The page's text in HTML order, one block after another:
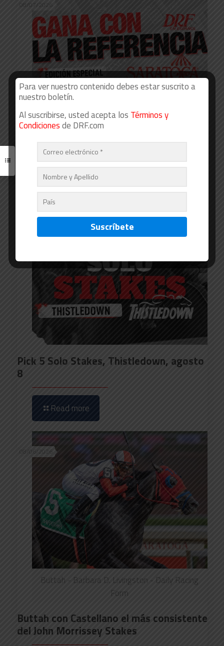
08/07/2026
agosto 8
Read more
Pick 5 Solo Stakes, Thistledown, agosto
8
Read more
Buttah - Barbara D. Livingston - Daily Racing
Form
08/06/2026
Buttah con Castellano el más consistente
del John Morrissey Stakes
Para ver nuestro contenido debes estar suscrito a
nuestro boletín.
Al suscribirse, usted acepta los Términos y
Condicionesde DRF.com